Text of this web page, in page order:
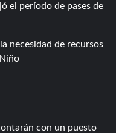
el período de pases de
necesidad de recursos
con un puesto